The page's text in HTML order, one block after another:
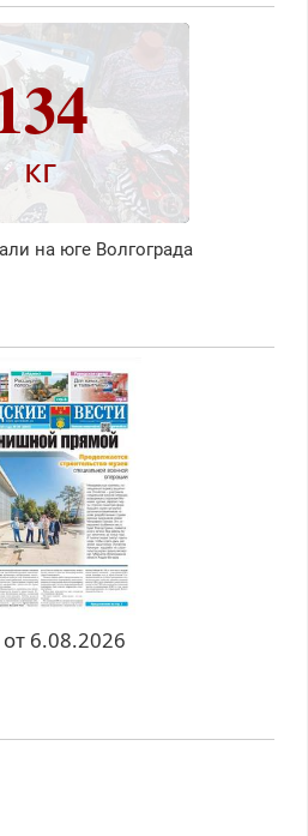
кг
на юге Волгограда
6.08.2026